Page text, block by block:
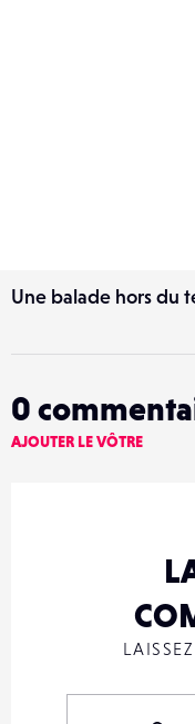
Une balade hors du
0
AJOUTER LE VÔTRE